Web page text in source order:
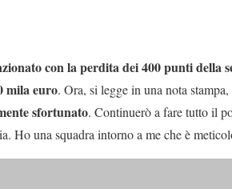
con la perdita dei 400 punti della
mila euro. Ora, si legge in una nota
sfortunato. Continuerò a fare tutto il
Ho una squadra intorno a me che è